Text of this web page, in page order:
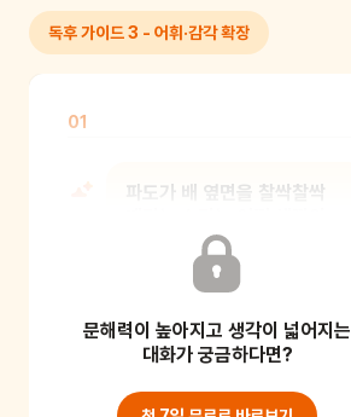
독후 가이드 3 - 어휘·감각 확장
01
파도가 배 옆면을 찰싹찰싹
소리처럼 느껴지니?
공감각적 사고, 즉 소리를 시각적인
이미지로 바꾸어 느끼는 과정을 통해
문해력이 높아지고 생각이 넓어지는
대화가 궁금하다면?